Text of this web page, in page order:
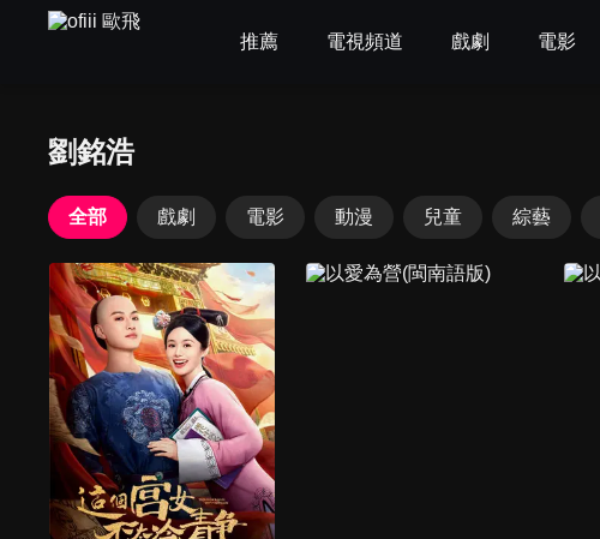
推薦 電視頻道 戲劇 電影
劉銘浩
全部 戲劇 電影 動漫 兒童 綜藝